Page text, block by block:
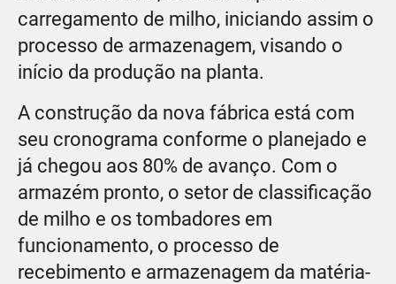
carregamento de milho, iniciando assim o
processo de armazenagem, visando o
início da produção na planta.
A construção da nova fábrica está com
seu cronograma conforme o planejado e
já chegou aos 80% de avanço. Com o
armazém pronto, o setor de classificação
de milho e os tombadores em
funcionamento, o processo de
recebimento e armazenagem da matéria-